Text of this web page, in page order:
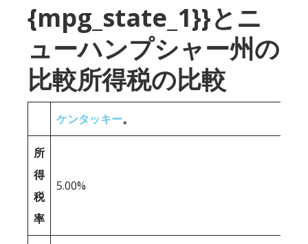
{mpg_state_1}}とニ
ューハンプシャー州の
比較所得税の比較
ケンタッキー。
所
得
税
率
5.00%